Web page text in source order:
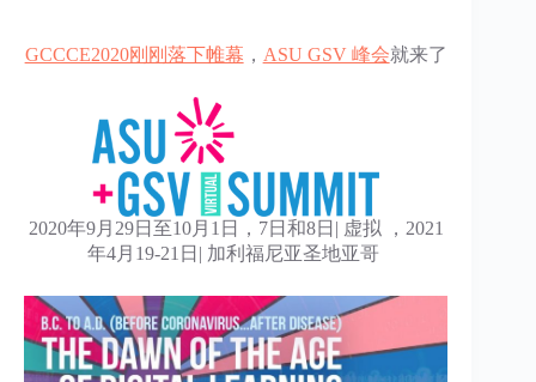
GCCCE2020刚刚落下帷幕 ， ASU GSV 峰会就来了
2020年9月29日至10月1日，7日和8日| 虚拟 ，2021
年4月19-21日| 加利福尼亚圣地亚哥